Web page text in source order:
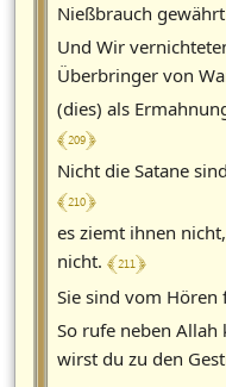
Nießbrauch
Und Wir
Überbringer von
(dies) als
﴾ 209 ﴿
Nicht die Satane
﴾ 210 ﴿
es ziemt ihnen
nicht. ﴾ 211 ﴿
Sie sind vom Hören
So rufe neben Allah
wirst du zu den